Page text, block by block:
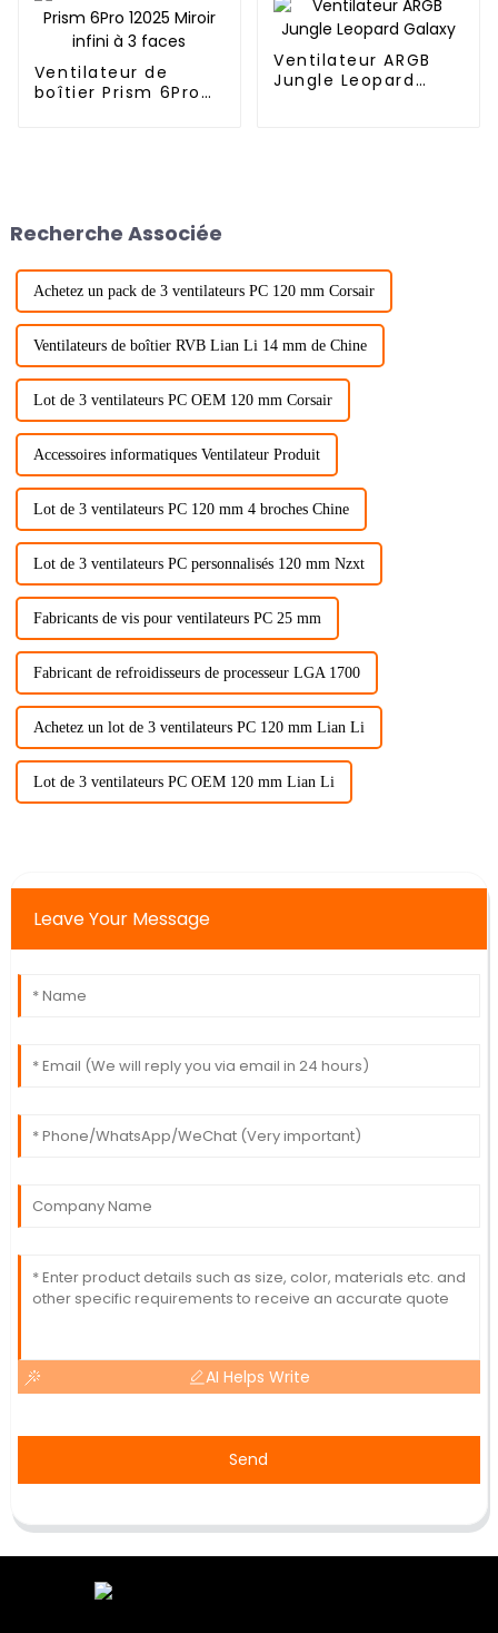
Ventilateur de
boîtier Prism 6Pro
Ventilateur ARGB
Jungle Leopard
Recherche Associée
Achetez un pack de 3 ventilateurs PC 120 mm Corsair
Ventilateurs de boîtier RVB Lian Li 14 mm de Chine
Lot de 3 ventilateurs PC OEM 120 mm Corsair
Accessoires informatiques Ventilateur Produit
Lot de 3 ventilateurs PC 120 mm 4 broches Chine
Lot de 3 ventilateurs PC personnalisés 120 mm Nzxt
Fabricants de vis pour ventilateurs PC 25 mm
Fabricant de refroidisseurs de processeur LGA 1700
Achetez un lot de 3 ventilateurs PC 120 mm Lian Li
Lot de 3 ventilateurs PC OEM 120 mm Lian Li
Leave Your Message
AI Helps Write
Send